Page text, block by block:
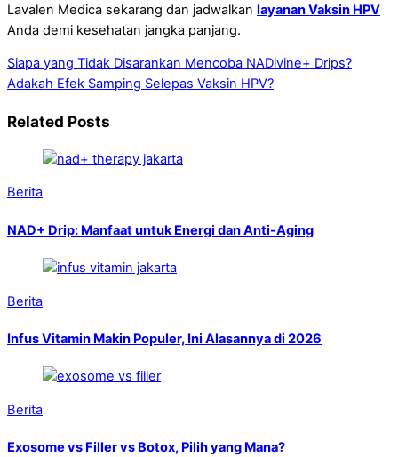
Lavalen Medica sekarang dan jadwalkan layanan Vaksin HPV
Anda demi kesehatan jangka panjang.
Siapa yang Tidak Disarankan Mencoba NADivine+ Drips?
Adakah Efek Samping Selepas Vaksin HPV?
Related Posts
Berita
NAD+ Drip: Manfaat untuk Energi dan Anti-Aging
Berita
Infus Vitamin Makin Populer, Ini Alasannya di 2026
Berita
Exosome vs Filler vs Botox, Pilih yang Mana?